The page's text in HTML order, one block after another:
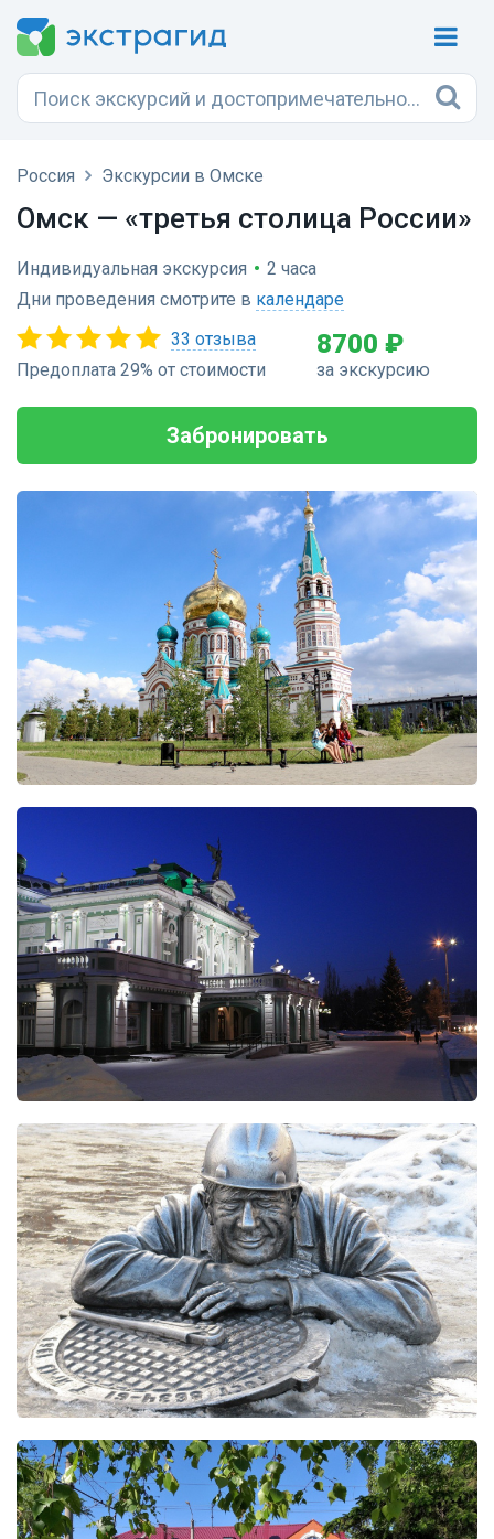
Россия Экскурсии в Омске
Омск — «третья столица России»
Индивидуальная экскурсия • 2 часа
Дни проведения смотрите в календаре
33 отзыва
Предоплата 29% от стоимости
8700 ₽
за экскурсию
Забронировать